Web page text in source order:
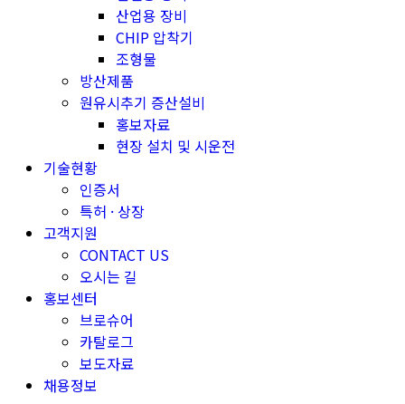
산업용 장비
CHIP 압착기
조형물
방산제품
원유시추기 증산설비
홍보자료
현장 설치 및 시운전
기술현황
인증서
특허 · 상장
고객지원
CONTACT US
오시는 길
홍보센터
브로슈어
카탈로그
보도자료
채용정보